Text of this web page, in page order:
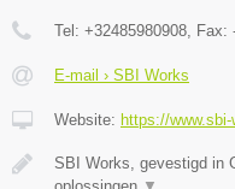
Tel: +32485980908, Fax:
E-mail › SBI Works
Website: https://
SBI Works, gevestigd in